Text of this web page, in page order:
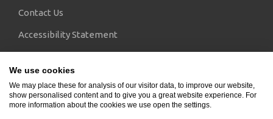
Contact Us
Accessibility Statement
We use cookies
We may place these for analysis of our visitor data, to improve our website,
show personalised content and to give you a great website experience. For
more information about the cookies we use open the settings.